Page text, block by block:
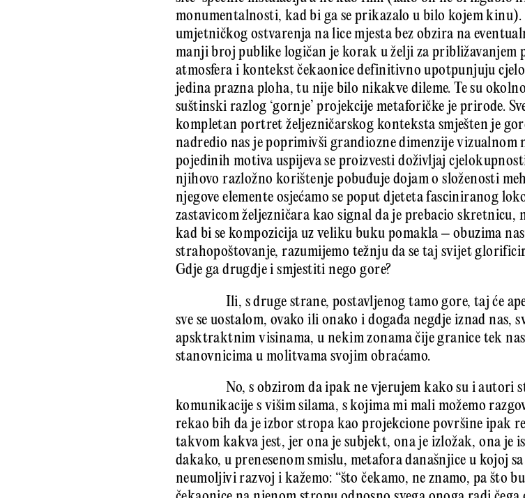
monumentalnosti, kad bi ga se prikazalo u bilo kojem
umjetničkog ostvarenja na lice mjesta bez obzira na
manji broj publike logičan je korak u želji za približavanjem
atmosfera i kontekst čekaonice definitivno upotpunjuju
jedina prazna ploha, tu nije bilo nikakve dileme. Te su
suštinski razlog ‘gornje’ projekcije metaforičke je prirode.
kompletan portret željezničarskog konteksta smješten je
nadredio nas je poprimivši grandiozne dimenzije vizualnom
pojedinih motiva uspijeva se proizvesti doživljaj
njihovo razložno korištenje pobuđuje dojam o složenosti
njegove elemente osjećamo se poput djeteta fasciniranog
zastavicom željezničara kao signal da je prebacio skretnicu,
kad bi se kompozicija uz veliku buku pomakla – obuzima
strahopoštovanje, razumijemo težnju da se taj svijet
Gdje ga drugdje i smjestiti nego gore?
Ili, s druge strane, postavljenog tamo gore, taj će
sve se uostalom, ovako ili onako i događa negdje iznad nas,
apsktraktnim visinama, u nekim zonama čije granice tek
stanovnicima u molitvama svojim obraćamo.
No, s obzirom da ipak ne vjerujem kako su i autori
komunikacije s višim silama, s kojima mi mali možemo
rekao bih da je izbor stropa kao projekcione površine ipak
takvom kakva jest, jer ona je subjekt, ona je izložak, ona je
dakako, u prenesenom smislu, metafora današnjice u kojoj
neumoljivi razvoj i kažemo: “što čekamo, ne znamo, pa što